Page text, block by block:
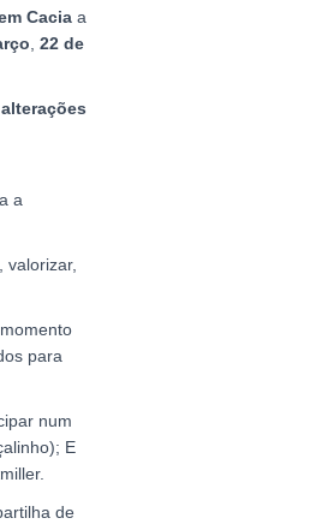
Caciaa
22 de
alterações
a
valorizar,
para
num
E
de